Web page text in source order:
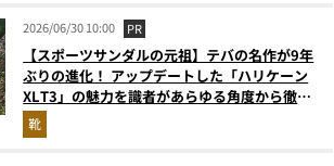
2026/06/30 10:00 PR
【スポーツサンダルの元祖】テバの名作が9年
ぶりの進化！ アップデートした「ハリケーン
XLT3」の魅力を識者があらゆる角度から徹底
解説！
靴